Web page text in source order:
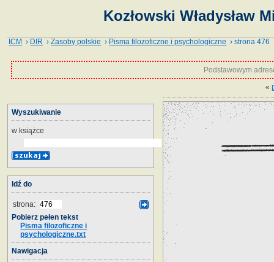
Kozłowski Władysław
ICM › DIR ›Zasoby polskie › Pisma filozoficzne i psychologiczne › strona 476
Podstawowym
«
Wyszukiwanie
w książce
Idź do
strona:
Pobierz pełen tekst
Pisma filozoficzne i
psychologiczne.txt
Nawigacja